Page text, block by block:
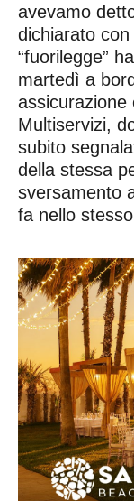
avevamo
dichiarato
“fuorilegge”
martedì a
assicurazione
Multiservizi,
subito
della stessa
sversamento
fa nello